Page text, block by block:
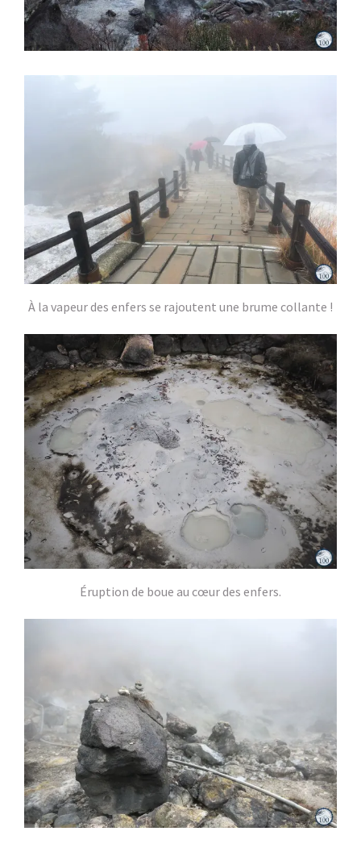
À la vapeur des enfers se rajoutent une brume collante !
Éruption de boue au cœur des enfers.